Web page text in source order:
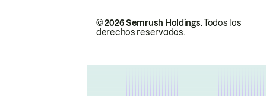
© 2026 Semrush Holdings.Todos los
derechos reservados.